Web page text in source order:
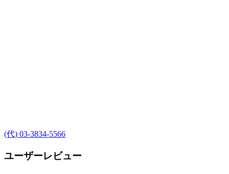
(代) 03-3834-5566
ユーザーレビュー